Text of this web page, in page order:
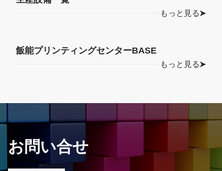
もっと見る
飯能プリンティングセンターBASE
もっと見る
お問い合せ